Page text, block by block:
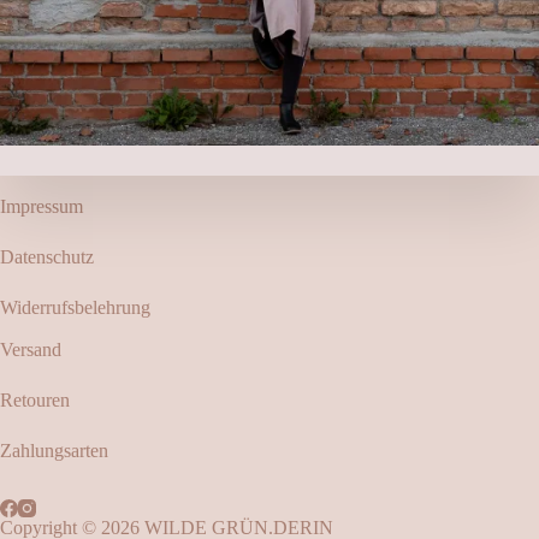
Impressum
Datenschutz
Widerrufsbelehrung
Versand
Retouren
Zahlungsarten
Copyright © 2026 WILDE GRÜN.DERIN